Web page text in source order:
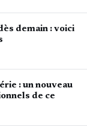
demain : voici
: un nouveau
de ce